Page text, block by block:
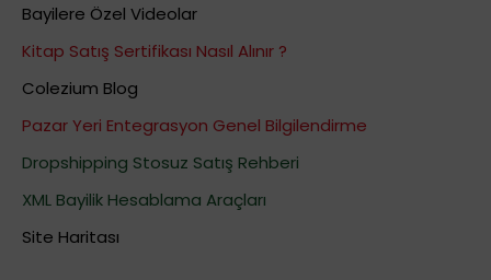
Bayilere Özel Videolar
Kitap Satış Sertifikası Nasıl Alınır ?
Colezium Blog
Pazar Yeri Entegrasyon Genel Bilgilendirme
Dropshipping Stosuz Satış Rehberi
XML Bayilik Hesablama Araçları
Site Haritası